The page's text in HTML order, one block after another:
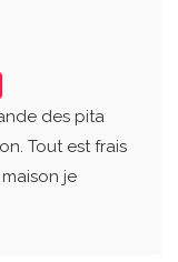
des pita
Tout est frais
je